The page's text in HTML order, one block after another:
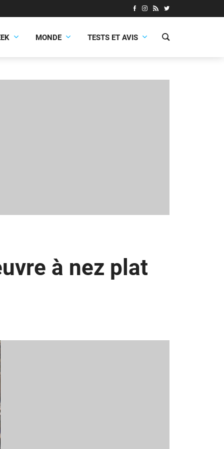
MONDE TESTS ET AVIS
à nez plat